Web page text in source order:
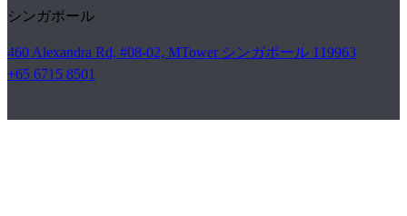
シンガポール
460 Alexandra Rd, #08-02, MTower シンガポール 119963
+65 6715 8501